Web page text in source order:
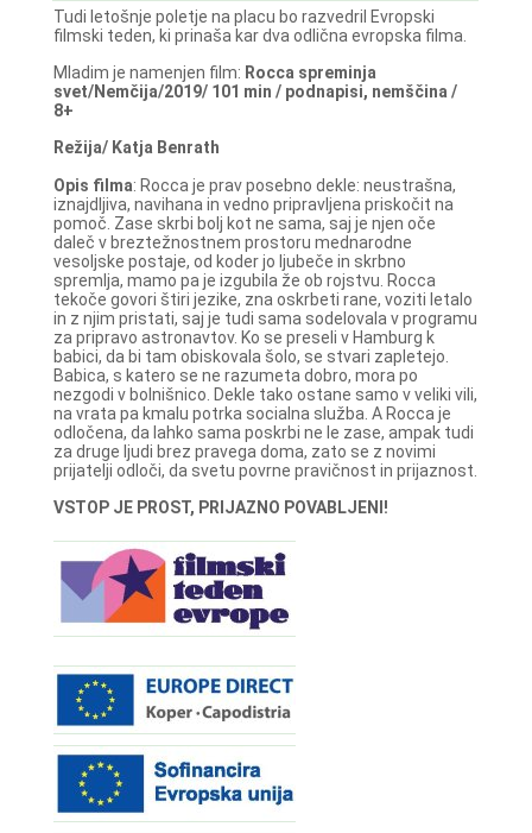
Tudi letošnje poletje na placu bo razvedril Evropski
filmski teden, ki prinaša kar dva odlična evropska filma.
Mladim je namenjen film: Rocca spreminja
svet/Nemčija/2019/ 101 min / podnapisi, nemščina /
8+
Režija/ Katja Benrath
Opis filma: Rocca je prav posebno dekle: neustrašna,
iznajdljiva, navihana in vedno pripravljena priskočit na
pomoč. Zase skrbi bolj kot ne sama, saj je njen oče
daleč v breztežnostnem prostoru mednarodne
vesoljske postaje, od koder jo ljubeče in skrbno
spremlja, mamo pa je izgubila že ob rojstvu. Rocca
tekoče govori štiri jezike, zna oskrbeti rane, voziti letalo
in z njim pristati, saj je tudi sama sodelovala v programu
za pripravo astronavtov. Ko se preseli v Hamburg k
babici, da bi tam obiskovala šolo, se stvari zapletejo.
Babica, s katero se ne razumeta dobro, mora po
nezgodi v bolnišnico. Dekle tako ostane samo v veliki vili,
na vrata pa kmalu potrka socialna služba. A Rocca je
odločena, da lahko sama poskrbi ne le zase, ampak tudi
za druge ljudi brez pravega doma, zato se z novimi
prijatelji odloči, da svetu povrne pravičnost in prijaznost.
VSTOP JE PROST, PRIJAZNO POVABLJENI!